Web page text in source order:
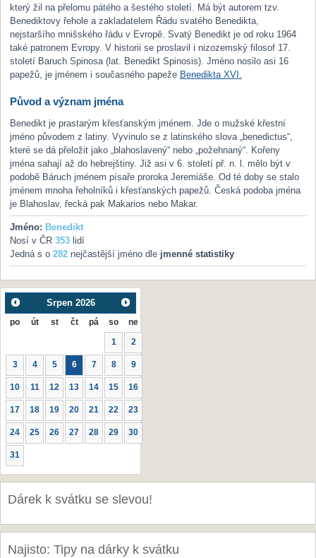
který žil na přelomu pátého a šestého století. Má být autorem tzv.
Benediktovy řehole a zakladatelem Řádu svatého Benedikta,
nejstaršího mnišského řádu v Evropě. Svatý Benedikt je od roku 1964
také patronem Evropy. V historii se proslavil i nizozemský filosof 17.
století Baruch Spinosa (lat. Benedikt Spinosis). Jméno nosilo asi 16
papežů, je jménem i současného papeže Benedikta XVI.
Původ a význam jména
Benedikt je prastarým křesťanským jménem. Jde o mužské křestní
jméno původem z latiny. Vyvinulo se z latinského slova „benedictus“,
které se dá přeložit jako „blahoslavený“ nebo „požehnaný“. Kořeny
jména sahají až do hebrejštiny. Již asi v 6. století př. n. l. mělo být v
podobě Báruch jménem písaře proroka Jeremiáše. Od té doby se stalo
jménem mnoha řeholníků i křesťanských papežů. Česká podoba jména
je Blahoslav, řecká pak Makarios nebo Makar.
Jméno: Benedikt
Nosí v ČR 353lidí
Jedná s o 282nejčastější jméno dle jmenné statistiky
Srpen 2026
po út st čt pá so ne
1 2
3 4 5 6 7 8 9
10 11 12 13 14 15 16
17 18 19 20 21 22 23
24 25 26 27 28 29 30
31
Dárek k svátku se slevou!
Najisto: Tipy na dárky k svátku